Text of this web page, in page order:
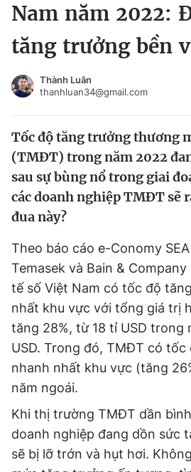
Chào ngày mới
Video
Sản phẩm khác
Thông tin tòa soạn Liên
Đọc Thanh Niên trên điện thoại
Theo dõi báo trên
Tin đã lưu
Tin đã xem
Đăng xuất
Nam năm 2022:
tăng trưởng bền
Thành Luân
thanhluan34@gmail.com
Tốc độ tăng trưởng thương
(TMĐT) trong năm 2022
sau sự bùng nổ trong giai
các doanh nghiệp TMĐT sẽ
đua này?
Theo báo cáo e-Conomy
Temasek và Bain &
tế số Việt Nam có tốc độ
nhất khu vực với tổng giá trị
tăng 28%, từ 18 tỉ USD trong
USD. Trong đó, TMĐT có
nhanh nhất khu vực (tăng
năm ngoái.
Khi thị trường TMĐT dần
doanh nghiệp đang dồn sức
sẽ bị lỡ trớn và hụt hơi.